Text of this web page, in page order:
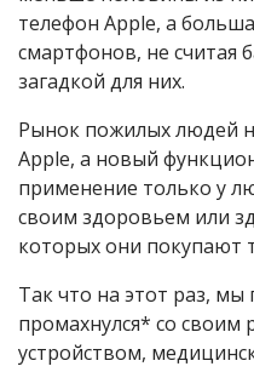
телефон Apple, а
смартфонов, не считая
загадкой для них.
Рынок пожилых людей
Apple, а новый
применение только у
своим здоровьем или
которых они покупают
Так что на этот раз, мы
промахнулся* со
устройством,